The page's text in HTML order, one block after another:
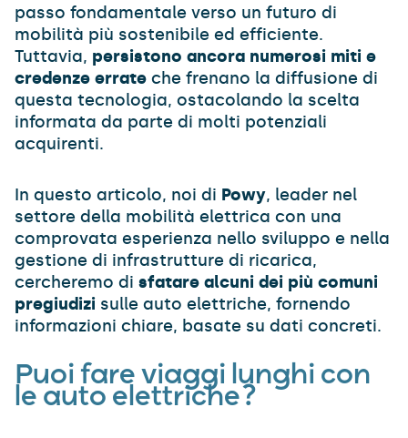
passo fondamentale verso un futuro di
mobilità più sostenibile ed efficiente.
Tuttavia, persistono ancora numerosi miti e
credenze errate che frenano la diffusione di
questa tecnologia, ostacolando la scelta
informata da parte di molti potenziali
acquirenti.
In questo articolo, noi di Powy, leader nel
settore della mobilità elettrica con una
comprovata esperienza nello sviluppo e nella
gestione di infrastrutture di ricarica,
cercheremo di sfatare alcuni dei più comuni
pregiudizi sulle auto elettriche, fornendo
informazioni chiare, basate su dati concreti.
Puoi fare viaggi lunghi con
le auto elettriche?